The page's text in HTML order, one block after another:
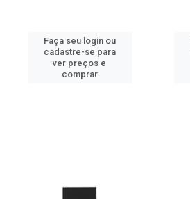
Faça seu login ou
cadastre-se para
ver preços e
comprar